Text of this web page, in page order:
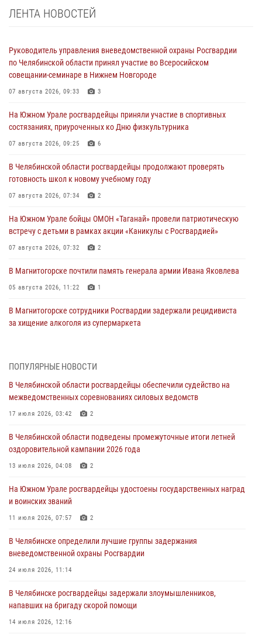
ЛЕНТА НОВОСТЕЙ
Руководитель управления вневедомственной охраны Росгвардии
по Челябинской области принял участие во Всеросийском
совещании-семинаре в Нижнем Новгороде
07 августа 2026, 09:33 3
На Южном Урале росгвардейцы приняли участие в спортивных
состязаниях, приуроченных ко Дню физкультурника
07 августа 2026, 09:25 6
В Челябинской области росгвардейцы продолжают проверять
готовность школ к новому учебному году
07 августа 2026, 07:34 2
На Южном Урале бойцы ОМОН «Таганай» провели патриотическую
встречу с детьми в рамках акции «Каникулы с Росгвардией»
07 августа 2026, 07:32 2
В Магнитогорске почтили память генерала армии Ивана Яковлева
05 августа 2026, 11:22 1
В Магнитогорске сотрудники Росгвардии задержали рецидивиста
за хищение алкоголя из супермаркета
На Южном Урале спецназ Росгвардии провел военно-полевые
Росгвардейцы задержали трёх магазинных воров в Челябинске
На Южном Урале сотрудники Росгвардии задержали
подозреваемого в совершении убийства
В Челябинской области росгвардейцами по горячим следам
задержан подозреваемый в грабеже
ПОПУЛЯРНЫЕ НОВОСТИ
В Челябинской области росгвардейцы обеспечили судейство на
межведомственных соревнованиях силовых ведомств
17 июля 2026, 03:42 2
В Челябинской области подведены промежуточные итоги летней
оздоровительной кампании 2026 года
13 июля 2026, 04:08 2
На Южном Урале росгвардейцы удостоены государственных наград
и воинских званий
11 июля 2026, 07:57 2
В Челябинске определили лучшие группы задержания
вневедомственной охраны Росгвардии
24 июля 2026, 11:14
В Челябинске росгвардейцы задержали злоумышленников,
напавших на бригаду скорой помощи
14 июля 2026, 12:16